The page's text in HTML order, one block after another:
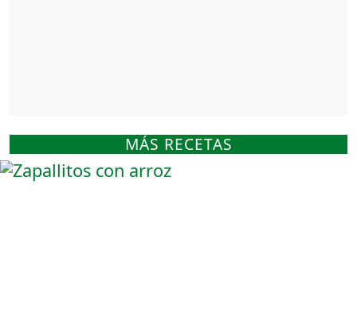
MÁS RECETAS